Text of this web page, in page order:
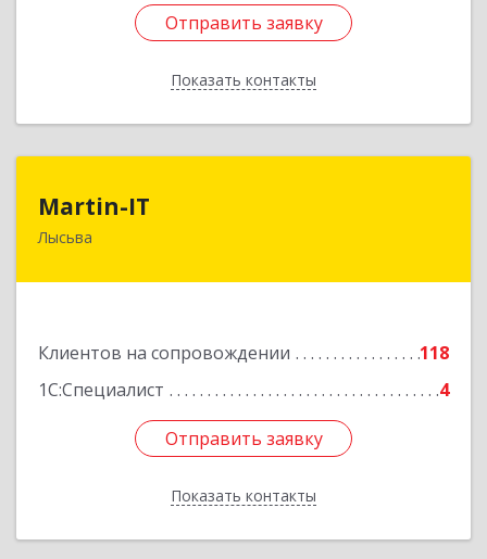
Отправить заявку
Показать контакты
Отправить заявку
Назад
Martin-IT
Лысьва
Клиентов на сопровождении
118
1С:Специалист
4
Отправить заявку
Показать контакты
618900, Пермский край, Лысьва г, Смышляева
Отправить заявку
Назад